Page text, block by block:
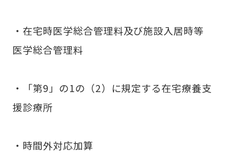
・在宅時医学総合管理料及び施設入居時等
医学総合管理料
・「第9」の1の（2）に規定する在宅療養支
援診療所
・時間外対応加算